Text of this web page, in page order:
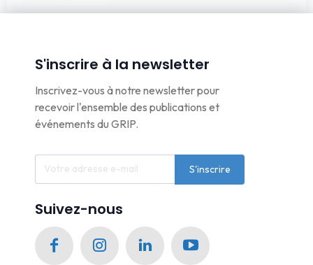
S'inscrire à la newsletter
Inscrivez-vous à notre newsletter pour
recevoir l'ensemble des publications et
événements du GRIP.
S'inscrire
Suivez-nous